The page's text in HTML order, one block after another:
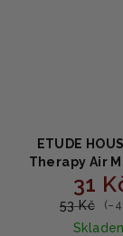
ETUDE
Therapy Air
TREE -
lněná
čajovníkem
31
53 Kč